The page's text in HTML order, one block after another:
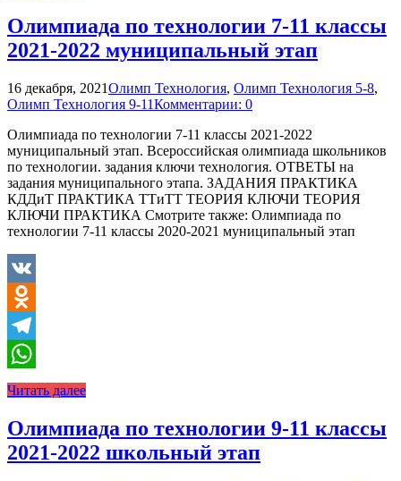
Олимпиада по технологии 7-11 классы
2021-2022 муниципальный этап
16 декабря, 2021Олимп Технология, Олимп Технология 5-8,
Олимп Технология 9-11Комментарии: 0
Олимпиада по технологии 7-11 классы 2021-2022
муниципальный этап. Всероссийская олимпиада школьников
по технологии. задания ключи технология. ОТВЕТЫ на
задания муниципального этапа. ЗАДАНИЯ ПРАКТИКА
КДДиТ ПРАКТИКА ТТиТТ ТЕОРИЯ КЛЮЧИ ТЕОРИЯ
КЛЮЧИ ПРАКТИКА Смотрите также: Олимпиада по
технологии 7-11 классы 2020-2021 муниципальный этап
VK
Odnoklassniki
Telegram
WhatsApp
Читать далее
Олимпиада по технологии 9-11 классы
2021-2022 школьный этап